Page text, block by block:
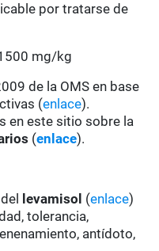
por tratarse de
mg/kg
de la OMS en base
(enlace).
en este sitio sobre la
(enlace).
del levamisol (enlace)
tolerancia,
antídoto,